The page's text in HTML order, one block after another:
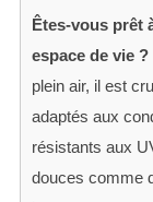
Êtes-vous prêt
espace de vie ?
plein air, il est
adaptés aux
résistants aux
douces comme